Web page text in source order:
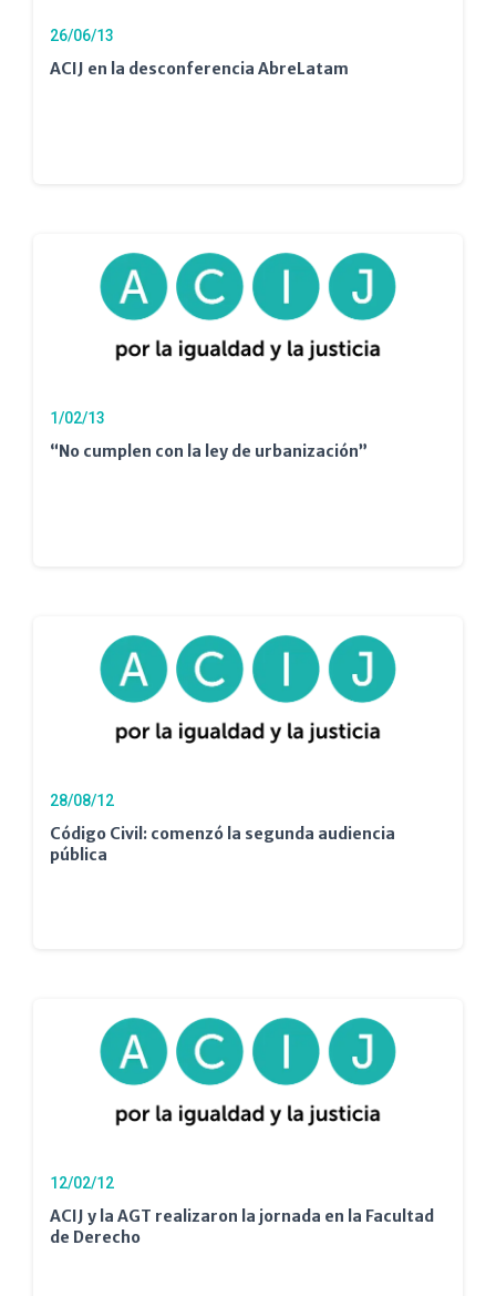
26/06/13
ACIJ en la desconferencia AbreLatam
1/02/13
“No cumplen con la ley de urbanización”
28/08/12
Código Civil: comenzó la segunda audiencia
pública
12/02/12
ACIJ y la AGT realizaron la jornada en la Facultad
de Derecho